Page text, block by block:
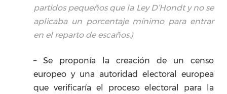
partidos pequeños que la Ley D’Hondt y no se
aplicaba un porcentaje mínimo para entrar
en el reparto de escaños.)
– Se proponía la creación de un censo
europeo y una autoridad electoral europea
que verificaría el proceso electoral para la